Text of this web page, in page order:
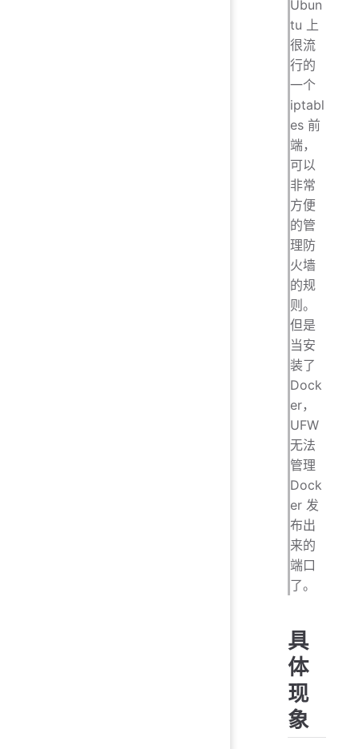
Ubun
tu 上
很流
行的
一个
iptabl
es 前
端，
可以
非常
方便
的管
理防
火墙
的规
则。
但是
当安
装了
Dock
er，
UFW
无法
管理
Dock
er 发
布出
来的
端口
了。
具
体
现
象